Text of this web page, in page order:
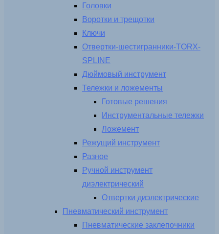
Головки
Воротки и трещотки
Ключи
Отвертки-шестигранники-TORX-
SPLINE
Дюймовый инструмент
Тележки и ложементы
Готовые решения
Инструментальные тележки
Ложемент
Режущий инструмент
Разное
Ручной инструмент
диэлектрический
Отвертки диэлектрические
Пневматический инструмент
Пневматические заклепочники